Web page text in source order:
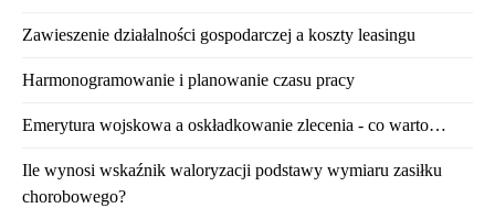
Zawieszenie działalności gospodarczej a koszty leasingu
Harmonogramowanie i planowanie czasu pracy
Emerytura wojskowa a oskładkowanie zlecenia - co warto…
Ile wynosi wskaźnik waloryzacji podstawy wymiaru zasiłku
chorobowego?